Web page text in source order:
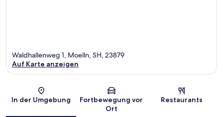
Karte
Waldhallenweg 1, Moelln, SH, 23879
Auf Karte anzeigen
In der Umgebung
Fortbewegung vor
Ort
Restaurants